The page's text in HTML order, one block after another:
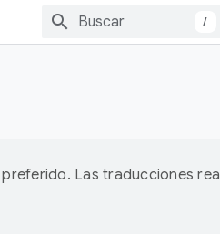
/
Las traducciones